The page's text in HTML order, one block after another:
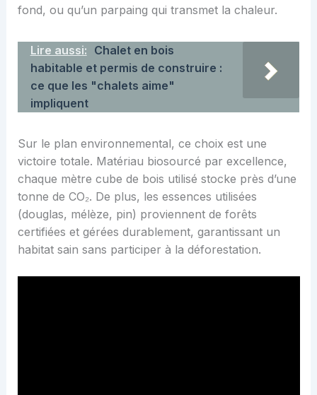
fond, ou qu’un parpaing qui transmet la chaleur.
Lire aussi: Chalet en bois
habitable et permis de construire :
ce que les "chalets aime"
impliquent
Sur le plan environnemental, ce choix est une
victoire totale. Matériau biosourcé par excellence,
chaque mètre cube de bois utilisé stocke près d’une
tonne de CO₂. De plus, les essences utilisées
(douglas, mélèze, pin) proviennent de forêts
certifiées et gérées durablement, garantissant un
habitat sain sans participer à la déforestation.